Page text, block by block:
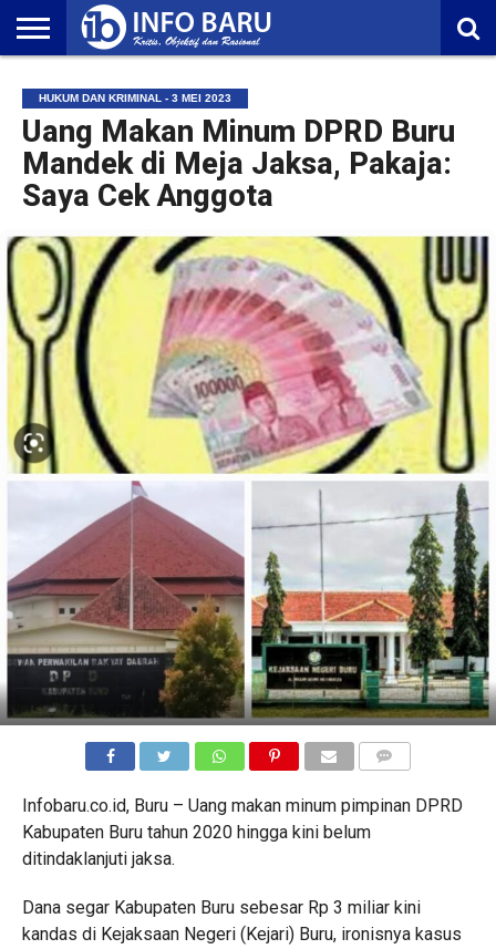
NASIONAL
AMBONIA
MALUKU
EKONOMI
POLITIK
OLAHRAGA
LIFESTYLE
REDAKSI
HUKUM DAN KRIMINAL - 3 MEI 2023
Uang Makan Minum DPRD Buru
Mandek di Meja Jaksa, Pakaja:
Saya Cek Anggota
Infobaru.co.id, Buru – Uang makan minum pimpinan DPRD
Kabupaten Buru tahun 2020 hingga kini belum
ditindaklanjuti jaksa.
Dana segar Kabupaten Buru sebesar Rp 3 miliar kini
kandas di Kejaksaan Negeri (Kejari) Buru, ironisnya kasus